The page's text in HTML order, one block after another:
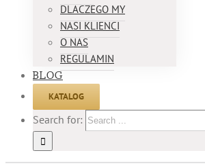
DLACZEGO MY
NASI KLIENCI
O NAS
REGULAMIN
BLOG
KATALOG
Search for: